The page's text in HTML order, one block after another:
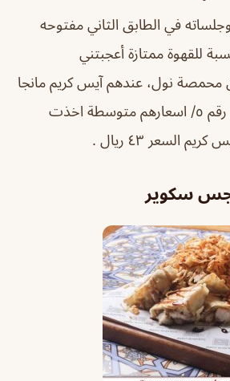
في الطابق الثاني مفتوحه
للقهوة ممتازة أعجبتني
محمصة نول، عندهم آيس كريم مانجا
لذيذ الطعم اعجبني . رقم ٥/ اسعارهم متوسطة اخذت
السعر ٤٣ ريال .
سكوير